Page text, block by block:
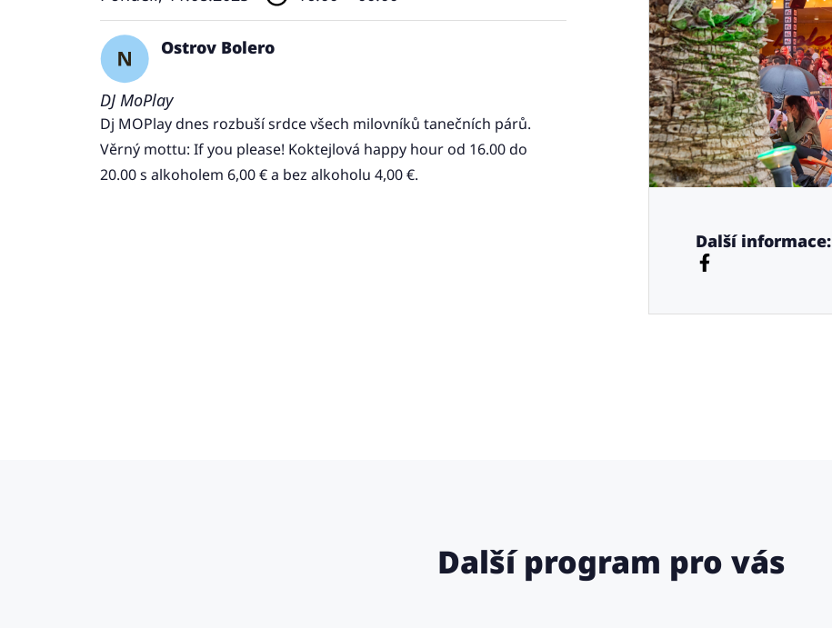
Ostrov Bolero
DJ MoPlay
Dj MOPlay dnes rozbuší srdce všech milovníků tanečních párů.
Věrný mottu: If you please! Koktejlová happy hour od 16.00 do
20.00 s alkoholem 6,00 € a bez alkoholu 4,00 €.
Další informace:
Další program pro vás